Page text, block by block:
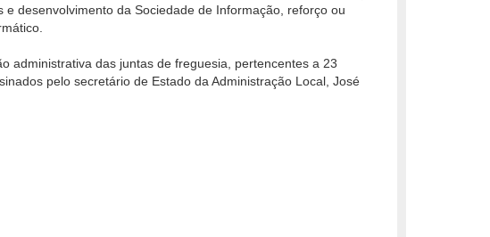
e desenvolvimento da Sociedade de Informação, reforço ou
administrativa das juntas de freguesia, pertencentes a 23
pelo secretário de Estado da Administração Local, José